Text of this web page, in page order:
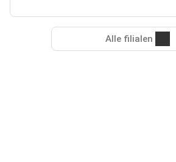
Alle filialen